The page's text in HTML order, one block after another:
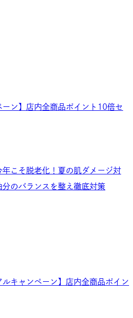
ーン】店内全商品ポイント10倍セ
年こそ脱老化！夏の肌ダメージ対
のバランスを整え徹底対策
ルキャンペーン】店内全商品ポイン